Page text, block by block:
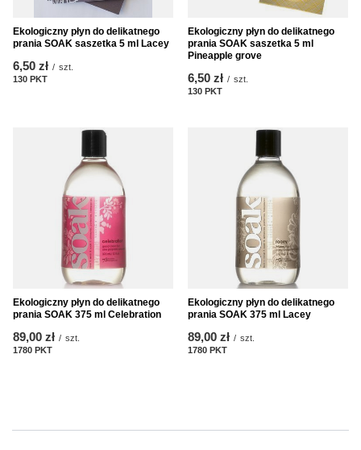
Ekologiczny płyn do delikatnego
prania SOAK saszetka 5 ml Lacey
6,50 zł / szt.
130 PKT
Ekologiczny płyn do delikatnego
prania SOAK saszetka 5 ml
Pineapple grove
6,50 zł / szt.
130 PKT
Ekologiczny płyn do delikatnego
prania SOAK 375 ml Celebration
89,00 zł / szt.
1780 PKT
Ekologiczny płyn do delikatnego
prania SOAK 375 ml Lacey
89,00 zł / szt.
1780 PKT